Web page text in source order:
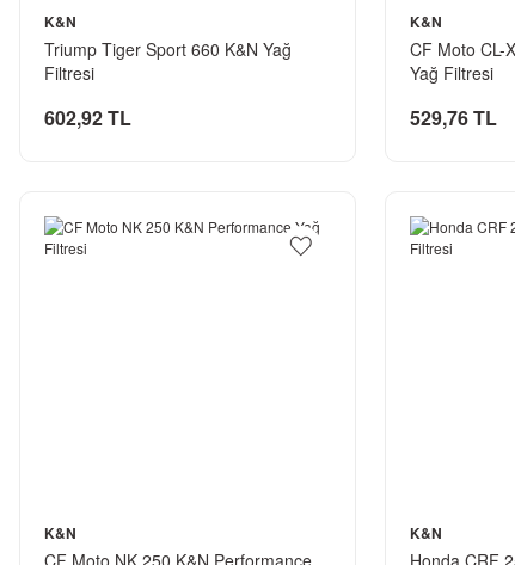
K&N
Triump Tiger Sport 660 K&N Yağ
Filtresi
602,92 TL
K&N
CF Moto CL-
Yağ Filtresi
529,76 TL
K&N
CF Moto NK 250 K&N Performance
K&N
Honda CRF